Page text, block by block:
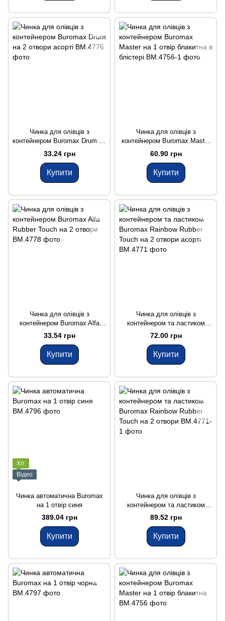
Чинка для олівців з
контейнером Buromax Drum на
2 отвори асорті
33.24 грн
Купити
Чинка для олівців з
контейнером Buromax Master
на 1 отвір блакитна в блістері
60.90 грн
Купити
Чинка для олівців з
контейнером Buromax Alfa
Rubber Touch на 2 отвори
33.54 грн
Купити
Чинка для олівців з
контейнером та ластиком
Buromax Rainbow Rubber
Touch на 2 отвори асорті
72.00 грн
Купити
Хіт
Відео
Чинка автоматична Buromax
на 1 отвір синя
389.04 грн
Купити
Чинка для олівців з
контейнером та ластиком
Buromax Rainbow Rubber
Touch на 2 отвори
89.52 грн
Купити